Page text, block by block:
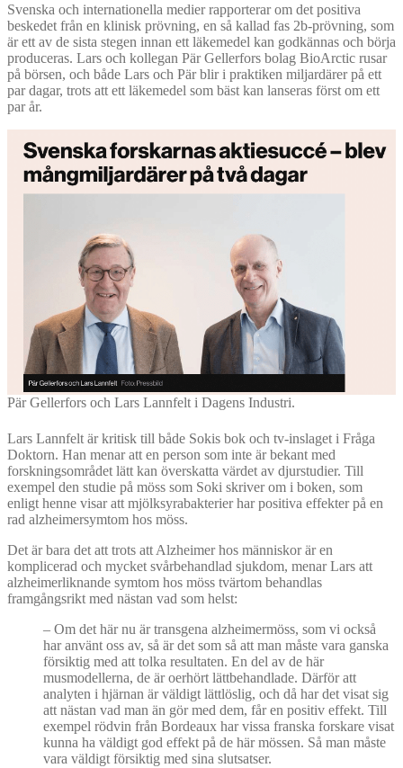
Svenska och internationella medier rapporterar om det positiva
beskedet från en klinisk prövning, en så kallad fas 2b-prövning, som
är ett av de sista stegen innan ett läkemedel kan godkännas och börja
produceras. Lars och kollegan Pär Gellerfors bolag BioArctic rusar
på börsen, och både Lars och Pär blir i praktiken miljardärer på ett
par dagar, trots att ett läkemedel som bäst kan lanseras först om ett
par år.
Pär Gellerfors och Lars Lannfelt i Dagens Industri.
Lars Lannfelt är kritisk till både Sokis bok och tv-inslaget i Fråga
Doktorn. Han menar att en person som inte är bekant med
forskningsområdet lätt kan överskatta värdet av djurstudier. Till
exempel den studie på möss som Soki skriver om i boken, som
enligt henne visar att mjölksyrabakterier har positiva effekter på en
rad alzheimersymtom hos möss.
Det är bara det att trots att Alzheimer hos människor är en
komplicerad och mycket svårbehandlad sjukdom, menar Lars att
alzheimerliknande symtom hos möss tvärtom behandlas
framgångsrikt med nästan vad som helst:
– Om det här nu är transgena alzheimermöss, som vi också
har använt oss av, så är det som så att man måste vara ganska
försiktig med att tolka resultaten. En del av de här
musmodellerna, de är oerhört lättbehandlade. Därför att
analyten i hjärnan är väldigt lättlöslig, och då har det visat sig
att nästan vad man än gör med dem, får en positiv effekt. Till
exempel rödvin från Bordeaux har vissa franska forskare visat
kunna ha väldigt god effekt på de här mössen. Så man måste
vara väldigt försiktig med sina slutsatser.